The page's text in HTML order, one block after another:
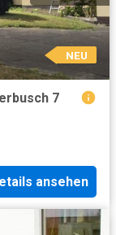
NEU
7
ansehen